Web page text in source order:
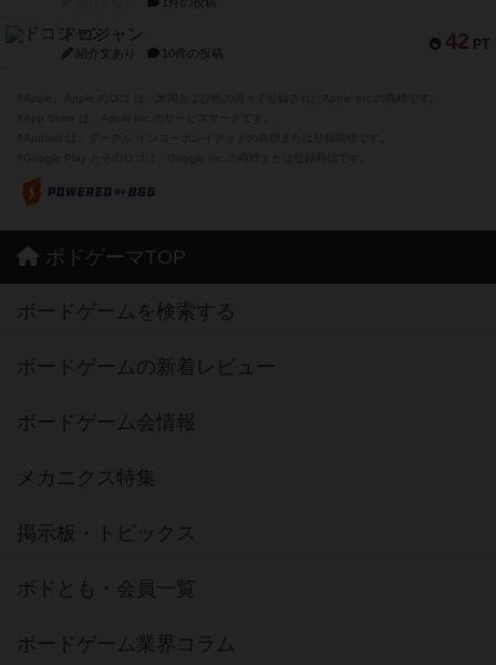
42 PT
ドコジャン
紹介文あり 10件の投稿
ボドゲーマTOP
ボードゲームを検索する
ボードゲームの新着レビュー
ボードゲーム会情報
メカニクス特集
掲示板・トピックス
ボドとも・会員一覧
ボードゲーム業界コラム